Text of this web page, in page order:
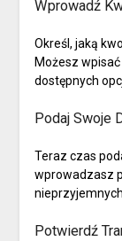
Wprowadź
Określ, jaką
Możesz
dostępnych
Podaj Swoje
Teraz czas
wprowadzasz
Potwierdź